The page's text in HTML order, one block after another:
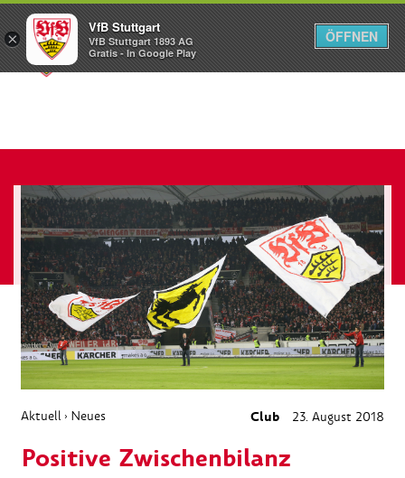
Menü
Aktuell › Neues Club 23. August 2018
Positive Zwischenbilanz
×
VfB Stuttgart
VfB Stuttgart 1893 AG
Gratis - In Google Play
ÖFFNEN